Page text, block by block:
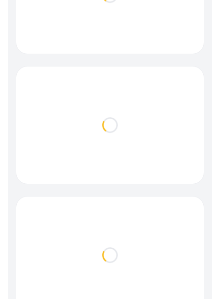
Loading...
Loading...